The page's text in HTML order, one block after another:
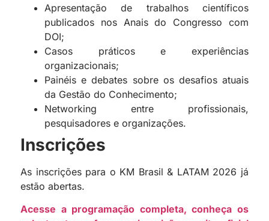
Apresentação de trabalhos científicos
publicados nos Anais do Congresso com
DOI;
Casos práticos e experiências
organizacionais;
Painéis e debates sobre os desafios atuais
da Gestão do Conhecimento;
Networking entre profissionais,
pesquisadores e organizações.
Inscrições
As inscrições para o KM Brasil & LATAM 2026 já
estão abertas.
Acesse a programação completa, conheça os